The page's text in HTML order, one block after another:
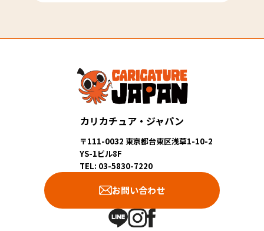
カリカチュア・ジャパン
〒111-0032 東京都台東区浅草1-10-2
YS-1ビル8F
TEL: 03-5830-7220
お問い合わせ